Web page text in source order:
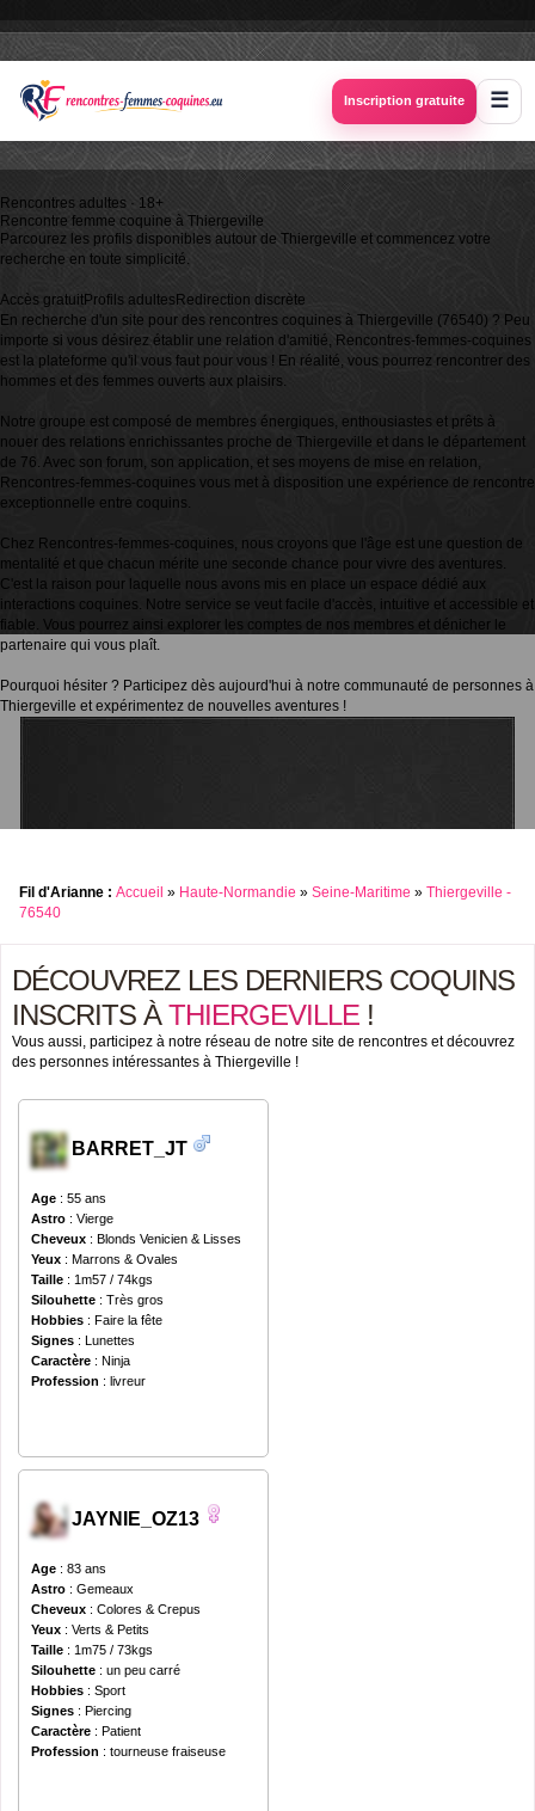
Inscription gratuite
Rencontres adultes · 18+
Rencontre femme coquine à Thiergeville
Parcourez les profils disponibles autour de Thiergeville et commencez votre
recherche en toute simplicité.
Accès gratuitProfils adultes Redirection discrète
En recherche d'un site pour des rencontres coquines à Thiergeville (76540) ? Peu
importe si vous désirez établir une relation d'amitié, Rencontres-femmes-coquines
est la plateforme qu'il vous faut pour vous ! En réalité, vous pourrez rencontrer des
hommes et des femmes ouverts aux plaisirs.
Notre groupe est composé de membres énergiques, enthousiastes et prêts à
nouer des relations enrichissantes proche de Thiergeville et dans le département
de 76. Avec son forum, son application, et ses moyens de mise en relation,
Rencontres-femmes-coquines vous met à disposition une expérience de rencontre
exceptionnelle entre coquins.
Chez Rencontres-femmes-coquines, nous croyons que l'âge est une question de
mentalité et que chacun mérite une seconde chance pour vivre des aventures.
C'est la raison pour laquelle nous avons mis en place un espace dédié aux
interactions coquines. Notre service se veut facile d'accès, intuitive et accessible et
fiable. Vous pourrez ainsi explorer les comptes de nos membres et dénicher le
partenaire qui vous plaît.
Pourquoi hésiter ? Participez dès aujourd'hui à notre communauté de personnes à
Thiergeville et expérimentez de nouvelles aventures !
Fil d'Arianne : Accueil » Haute-Normandie » Seine-Maritime » Thiergeville -
76540
DÉCOUVREZ LES DERNIERS COQUINS
INSCRITS ÀTHIERGEVILLE !
Vous aussi, participez à notre réseau de notre site de rencontres et découvrez
des personnes intéressantes à Thiergeville !
BARRET_JT
Age : 55 ans
Astro : Vierge
Cheveux : Blonds Venicien & Lisses
Yeux : Marrons & Ovales
Taille : 1m57 / 74kgs
Silouhette : Très gros
Hobbies : Faire la fête
Signes : Lunettes
Caractère : Ninja
Profession : livreur
JAYNIE_OZ13
Age : 83 ans
Astro : Gemeaux
Cheveux : Colores & Crepus
Yeux : Verts & Petits
Taille : 1m75 / 73kgs
Silouhette : un peu carré
Hobbies : Sport
Signes : Piercing
Caractère : Patient
Profession : tourneuse fraiseuse